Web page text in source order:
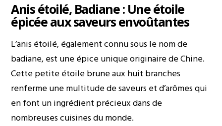
Anis étoilé, Badiane : Une étoile
épicée aux saveurs envoûtantes
L’anis étoilé, également connu sous le nom de
badiane, est une épice unique originaire de Chine.
Cette petite étoile brune aux huit branches
renferme une multitude de saveurs et d’arômes qui
en font un ingrédient précieux dans de
nombreuses cuisines du monde.